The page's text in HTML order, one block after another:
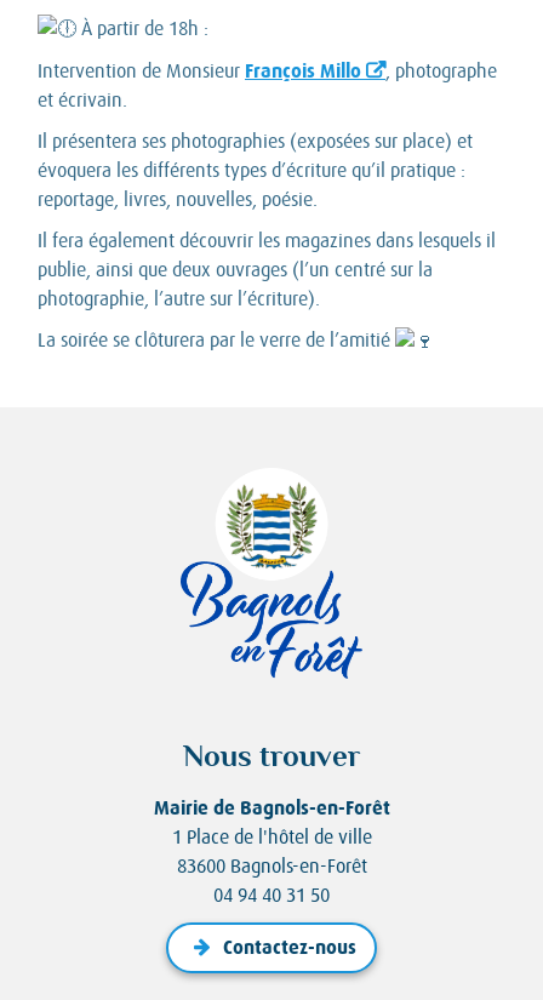
À partir de 18h :
Intervention de Monsieur François Millo
, photographe
et écrivain.
Il présentera ses photographies (exposées sur place) et
évoquera les différents types d’écriture qu’il pratique :
reportage, livres, nouvelles, poésie.
Il fera également découvrir les magazines dans lesquels il
publie, ainsi que deux ouvrages (l’un centré sur la
photographie, l’autre sur l’écriture).
La soirée se clôturera par le verre de l’amitié
Nous trouver
Mairie de Bagnols-en-Forêt
1 Place de l'hôtel de ville
83600 Bagnols-en-Forêt
04 94 40 31 50
Contactez-nous